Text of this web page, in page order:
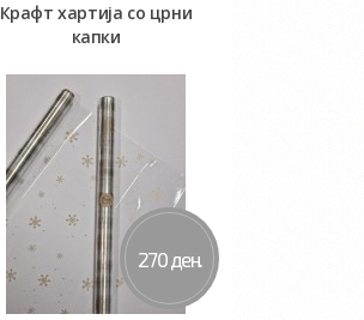
Крафт хартија со црни
капки
Во кошничка
270 ден.